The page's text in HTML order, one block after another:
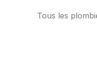
Tous les